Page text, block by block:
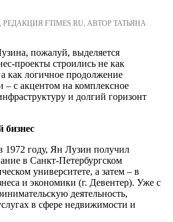
РЕДАКЦИЯ FTIMES.RU, АВТОР ТАТЬЯНА
пожалуй, выделяется
проекты строились не как
как логичное продолжение
– с акцентом на комплексное
и долгий горизонт
бизнес
1972 году, Ян Лузин получил
в Санкт-Петербургском
университете, а затем – в
и экономики (г. Девентер). Уже с
деятельность,
в сфере недвижимости и